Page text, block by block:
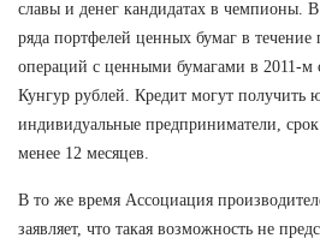
славы и денег кандидатах в чемпионы. В
ряда портфелей ценных бумаг в
операций с ценными бумагами в 2011-м
Кунгур рублей. Кредит могут получить
индивидуальные предприниматели,
менее 12 месяцев.
В то же время Ассоциация
заявляет, что такая возможность не